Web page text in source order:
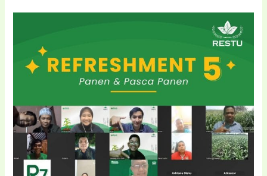
Edukasi
Penanganan
Pascapanen
agar
Hasil
Optimal